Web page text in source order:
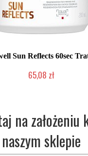
Sun Reflects 60sec
65,08 zł
na założeniu
naszym sklepie